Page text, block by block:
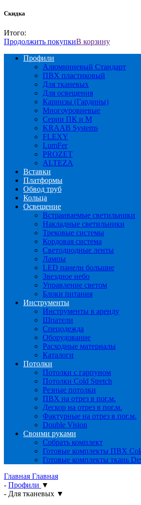
Скидка
Итого:
Продолжить покупкиВ корзину
Профили
Алюминиевый Стандарт
ПВХ пластиковый
Для тканевых
Для освещения
Карнизы (Гардины)
Многоуровневые
Серии ПК и М
KRAAB Systems
FLEXY
LumFer
PROZET
ALTEZA
Вставки
Платформы
Обвод труб
Кольца
Освещение
Встраиваемые светильники
Накладные светильники
Трековые системы
Кордовая система
Светодиодные ленты
Лампы
LED панели большие
Звездное небо
Управление светом
Блоки питания
Инструменты
Инструменты в аренду
Шпатели
Спецодежда
Оборудование
Расходные материалы
Каталоги
Потолки
Потолки с гарпуном
Потолки Cold Stretch
Резные потолки
ПВХ на отрез в пог.м.
Дескор на отрез в пог.м.
Фактурные на отрез в пог.м.
Double Vision
Своими руками
Собрать комплект
Готовые комплекты ПВХ
Готовые комплекты ткань
Главная Главная
- Профили ▼
- Для тканевых ▼